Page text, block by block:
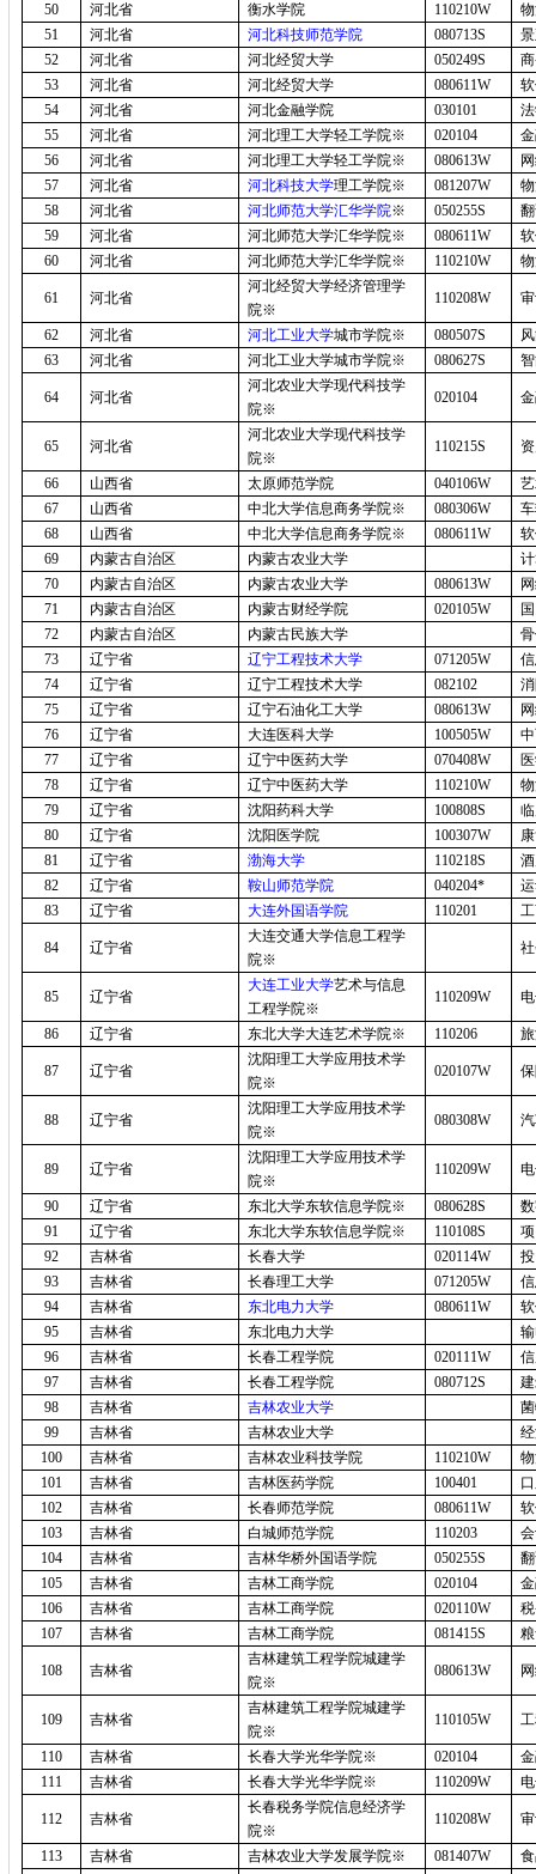
50
河北省 衡水学院 110210W
51
河北省 河北科技师范学院 080713S
52
河北省 河北经贸大学 050249S
53
河北省 河北经贸大学 080611W
54
河北省 河北金融学院 030101
55
河北省 河北理工大学轻工学院※ 020104
56
河北省 河北理工大学轻工学院※ 080613W
57
河北省 河北科技大学理工学院※ 081207W
58
河北省 河北师范大学汇华学院※ 050255S
59
河北省 河北师范大学汇华学院※ 080611W
60
河北省 河北师范大学汇华学院※ 110210W
61 河北省
河北经贸大学经济管理学
院※
110208W
62 河北省 河北工业大学城市学院※ 080507S
63
河北省 河北工业大学城市学院※ 080627S
64 河北省
河北农业大学现代科技学
院※
020104
65 河北省
河北农业大学现代科技学
院※
110215S
66 山西省 太原师范学院 040106W
67
山西省 中北大学信息商务学院※ 080306W
68
山西省 中北大学信息商务学院※ 080611W
69
内蒙古自治区 内蒙古农业大学
70
内蒙古自治区 内蒙古农业大学 080613W
71
内蒙古自治区 内蒙古财经学院 020105W
72
内蒙古自治区 内蒙古民族大学
73
辽宁省 辽宁工程技术大学 071205W
74
辽宁省 辽宁工程技术大学 082102
75
辽宁省 辽宁石油化工大学 080613W
76
辽宁省 大连医科大学 100505W
77
辽宁省 辽宁中医药大学 070408W
78
辽宁省 辽宁中医药大学 110210W
79
辽宁省 沈阳药科大学 100808S
80
辽宁省 沈阳医学院 100307W
81
辽宁省 渤海大学 110218S
82
辽宁省 鞍山师范学院 040204*
83
辽宁省 大连外国语学院 110201
84 辽宁省
大连交通大学信息工程学
院※
85 辽宁省
大连工业大学艺术与信息
工程学院※
110209W
86 辽宁省 东北大学大连艺术学院※ 110206
87 辽宁省
沈阳理工大学应用技术学
院※
020107W
88 辽宁省
沈阳理工大学应用技术学
院※
080308W
89 辽宁省
沈阳理工大学应用技术学
院※
110209W
90 辽宁省 东北大学东软信息学院※ 080628S
91
辽宁省 东北大学东软信息学院※ 110108S
92
吉林省 长春大学 020114W
93
吉林省 长春理工大学 071205W
94
吉林省 东北电力大学 080611W
95
吉林省 东北电力大学
96
吉林省 长春工程学院 020111W
97
吉林省 长春工程学院 080712S
98
吉林省 吉林农业大学
99
吉林省 吉林农业大学
100
吉林省 吉林农业科技学院 110210W
101
吉林省 吉林医药学院 100401
102
吉林省 长春师范学院 080611W
103
吉林省 白城师范学院 110203
104
吉林省 吉林华桥外国语学院 050255S
105
吉林省 吉林工商学院 020104
106
吉林省 吉林工商学院 020110W
107
吉林省 吉林工商学院 081415S
108 吉林省
吉林建筑工程学院城建学
院※
080613W
109 吉林省
吉林建筑工程学院城建学
院※
110105W
110 吉林省 长春大学光华学院※ 020104
111
吉林省 长春大学光华学院※ 110209W
112 吉林省
长春税务学院信息经济学
院※
110208W
113 吉林省 吉林农业大学发展学院※ 081407W